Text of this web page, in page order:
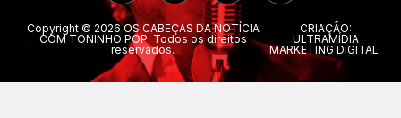
Copyright © 2026 OS CABEÇAS DA NOTÍCIA
COM TONINHO POP. Todos os direitos
reservados.
CRIAÇÃO:
ULTRAMÍDIA
MARKETING DIGITAL.